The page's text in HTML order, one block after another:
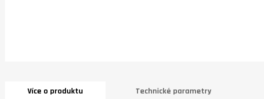
Více o produktu Technické parametry